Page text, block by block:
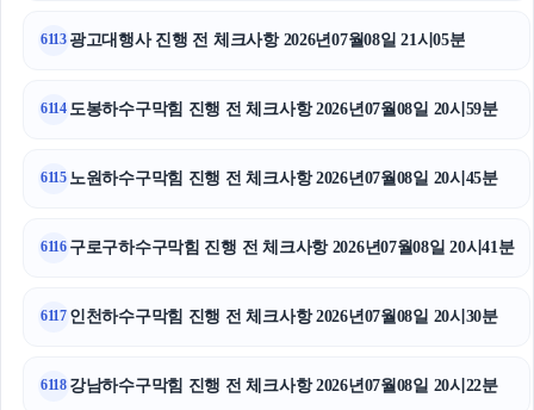
강아지파양
6113 광고대행사 진행 전 체크사항 2026년07월08일 21시05분
6114 도봉하수구막힘 진행 전 체크사항 2026년07월08일 20시59분
6115 노원하수구막힘 진행 전 체크사항 2026년07월08일 20시45분
6116 구로구하수구막힘 진행 전 체크사항 2026년07월08일 20시41분
6117 인천하수구막힘 진행 전 체크사항 2026년07월08일 20시30분
6118 강남하수구막힘 진행 전 체크사항 2026년07월08일 20시22분